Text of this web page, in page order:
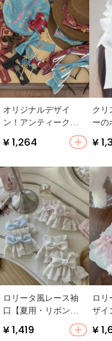
オリジナルデザイ
ン！アンティークキ
ー風ロリィタ小物 ト
ラッドベレー帽【リ
¥ 1,264
クリ
ーの
と
Cス
¥
ロリータ風レース袖
口【夏用・リボン
付・大きなフリル・
可愛いデザイン】
¥ 1,419
ロリ
ザイ
ル
¥